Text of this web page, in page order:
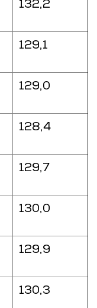
132,2
129,1
129,0
128,4
129,7
130,0
129,9
130,3